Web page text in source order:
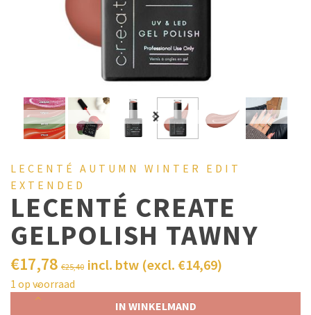
LECENTÉ AUTUMN WINTER EDIT
EXTENDED
LECENTÉ CREATE
GELPOLISH TAWNY
€25,40
€17,78 incl. btw (excl. €14,69)
1 op voorraad
IN WINKELMAND